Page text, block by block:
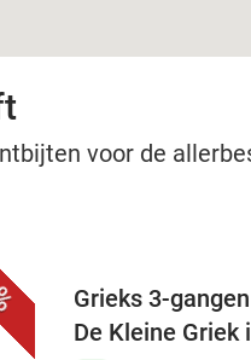
voor de
Grieks 3-
De Kleine